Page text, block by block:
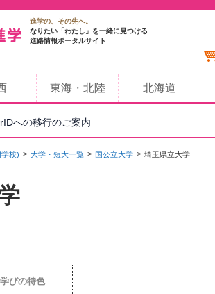
進学の、その先へ。
なりたい「わたし」を一緒に見つける
進路情報ポータルサイト
東海・北陸 北海道
への移行のご案内
校) 大学・短大一覧 国公立大学 埼玉県立大学
学びの特色